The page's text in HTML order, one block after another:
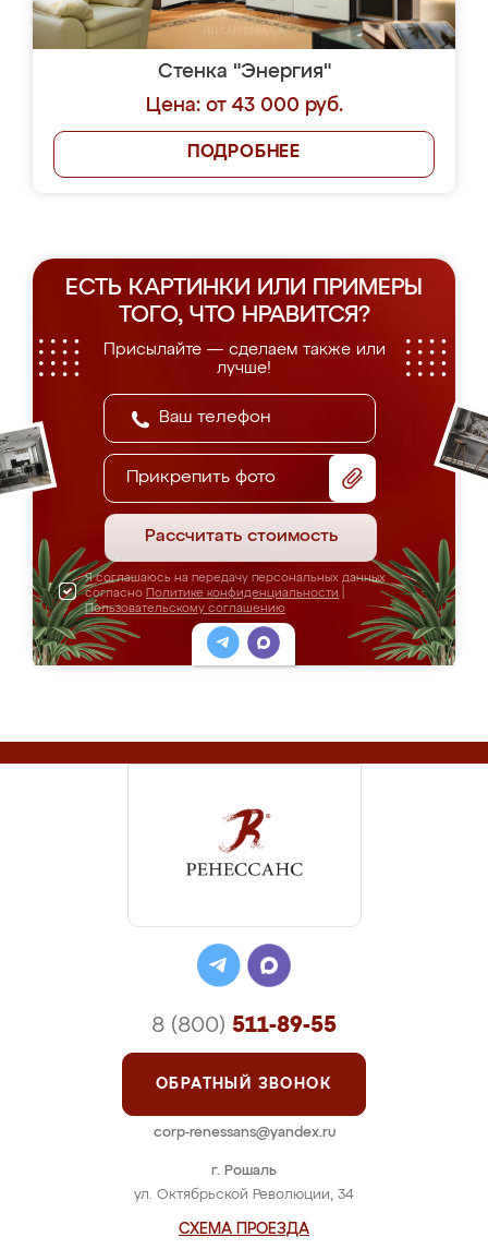
Стенка "Энергия"
Цена: от 43 000 руб.
ПОДРОБНЕЕ
ЕСТЬ КАРТИНКИ ИЛИ ПРИМЕРЫ
ТОГО, ЧТО НРАВИТСЯ?
Присылайте — сделаем также или
лучше!
Прикрепить фото
Рассчитать стоимость
Я соглашаюсь на передачу персональных данных
согласно Политике конфиденциальности
Пользовательскому соглашению
г. Рошаль
ул. Октябрьской Революции, 34
СХЕМА ПРОЕЗДА
8 (800) 511-89-55
ОБРАТНЫЙ ЗВОНОК
corp-renessans@yandex.ru